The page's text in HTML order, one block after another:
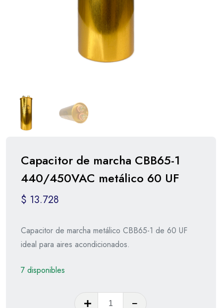
Capacitor de marcha CBB65-1
440/450VAC metálico 60 UF
$ 13.728
Capacitor de marcha metálico CBB65-1 de 60 UF
ideal para aires acondicionados.
7 disponibles